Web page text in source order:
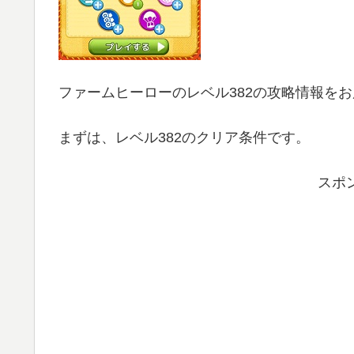
ファームヒーローのレベル382の攻略情報をお
まずは、レベル382のクリア条件です。
スポ